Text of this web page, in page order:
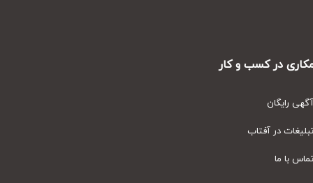
در کسب و کار
رایگان
در آفتاب
با ما